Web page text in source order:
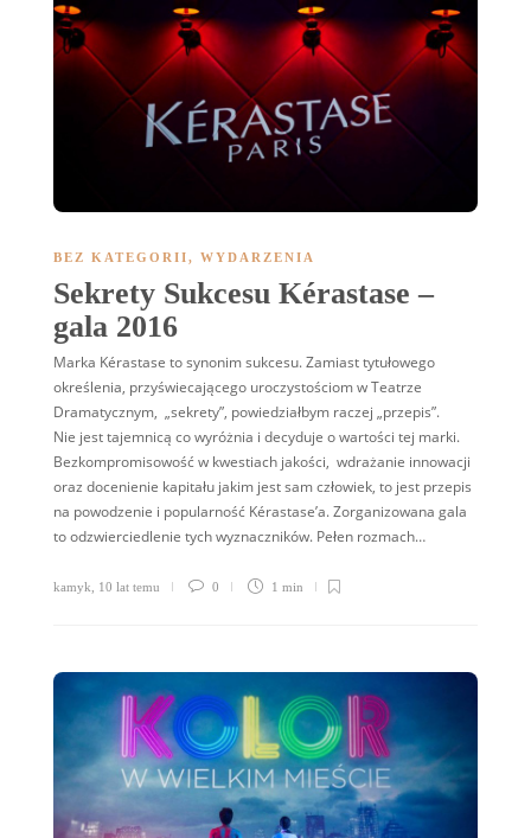
BEZ KATEGORII, WYDARZENIA
Sekrety Sukcesu Kérastase –
gala 2016
Marka Kérastase to synonim sukcesu. Zamiast tytułowego
określenia, przyświecającego uroczystościom w Teatrze
Dramatycznym, „sekrety”, powiedziałbym raczej „przepis”.
Nie jest tajemnicą co wyróżnia i decyduje o wartości tej marki.
Bezkompromisowość w kwestiach jakości, wdrażanie innowacji
oraz docenienie kapitału jakim jest sam człowiek, to jest przepis
na powodzenie i popularność Kérastase’a. Zorganizowana gala
to odzwierciedlenie tych wyznaczników. Pełen rozmach…
kamyk 10 lat temu 0 1 min